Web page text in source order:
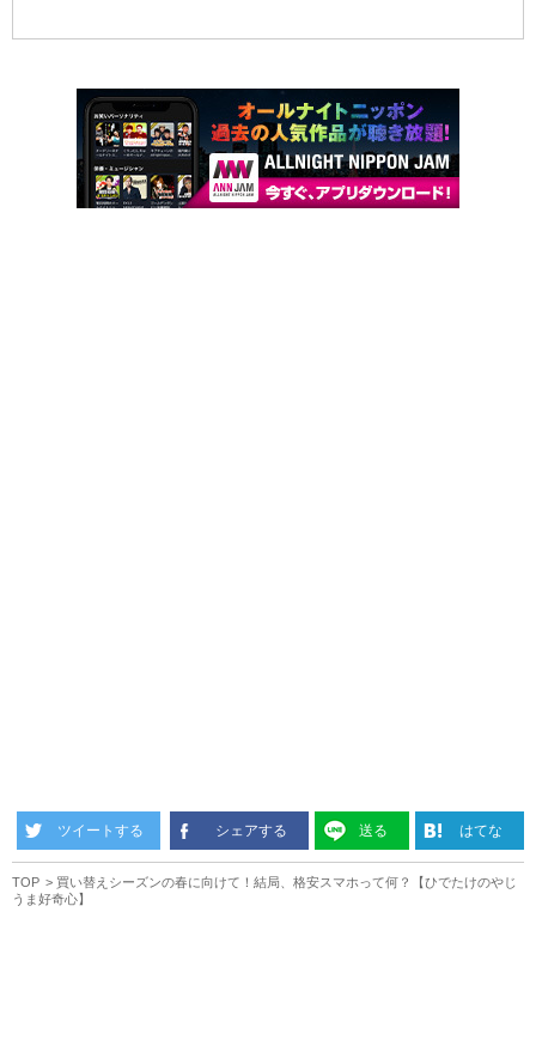
ツイートする シェアする 送る はてな
TOP
買い替えシーズンの春に向けて！結局、格安スマホって何？【ひでたけのやじ
うま好奇心】